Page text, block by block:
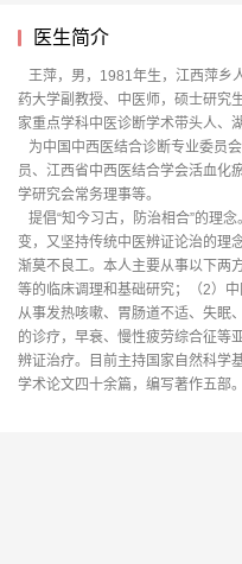
医生简介
王萍，男，1981年生，江西萍乡
药大学副教授、中医师，硕士研究
家重点学科中医诊断学术带头人、
为中国中西医结合诊断专业委员
员、江西省中西医结合学会活血化
学研究会常务理事等。
提倡“知今习古，防治相合”的理
变，又坚持传统中医辨证论治的理
渐莫不良工。本人主要从事以下两
等的临床调理和基础研究；（2）
从事发热咳嗽、胃肠道不适、失眠
的诊疗，早衰、慢性疲劳综合征等
辨证治疗。目前主持国家自然科学
学术论文四十余篇，编写著作五部。